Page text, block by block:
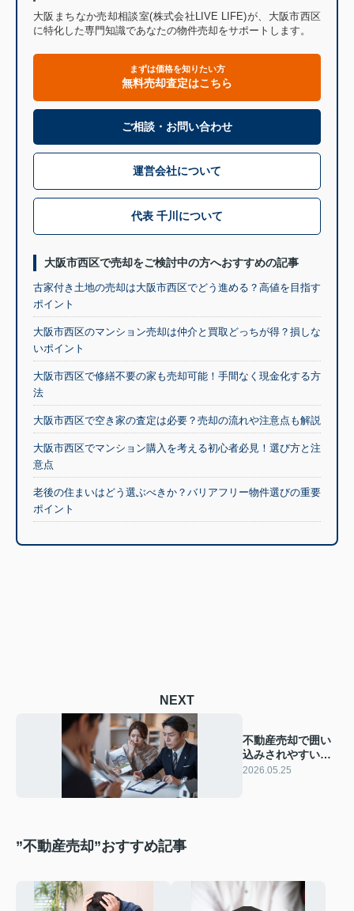
大阪まちなか売却相談室(株式会社LIVE LIFE)が、大阪市西区
に特化した専門知識であなたの物件売却をサポートします。
まずは価格を知りたい方
無料売却査定はこちら
ご相談・お問い合わせ
運営会社について
代表 千川について
大阪市西区で売却をご検討中の方へおすすめの記事
古家付き土地の売却は大阪市西区でどう進める？高値を目指す
ポイント
大阪市西区のマンション売却は仲介と買取どっちが得？損しな
いポイント
大阪市西区で修繕不要の家も売却可能！手間なく現金化する方
法
大阪市西区で空き家の査定は必要？売却の流れや注意点も解説
大阪市西区でマンション購入を考える初心者必見！選び方と注
意点
老後の住まいはどう選ぶべきか？バリアフリー物件選びの重要
ポイント
NEXT
不動産売却で囲い
込みされやすい会
社とは？特徴と見
2026.05.25
”不動産売却”おすすめ記事